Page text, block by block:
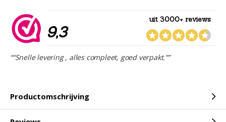
9,3
uit 3000+ reviews
““Snelle levering , alles compleet, goed verpakt.””
Productomschrijving